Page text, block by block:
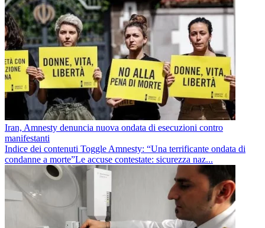
Iran, Amnesty denuncia nuova ondata di esecuzioni contro
manifestanti
Indice dei contenuti Toggle Amnesty: “Una terrificante ondata di
condanne a morte”Le accuse contestate: sicurezza naz...